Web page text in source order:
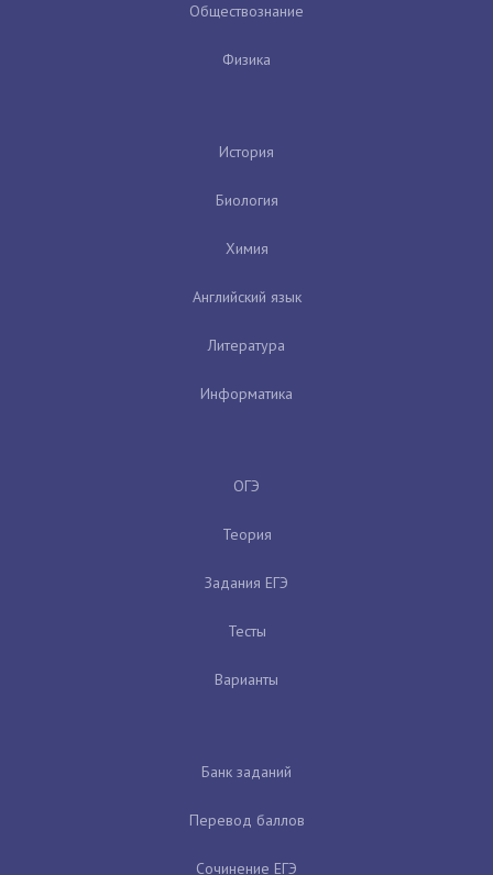
Обществознание
Физика
История
Биология
Химия
Английский язык
Литература
Информатика
ОГЭ
Теория
Задания ЕГЭ
Тесты
Варианты
Банк заданий
Перевод баллов
Сочинение ЕГЭ